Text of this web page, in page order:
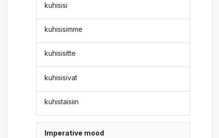
kuhisisi
kuhisisimme
kuhisisitte
kuhisisivat
kuhistaisiin
Imperative mood